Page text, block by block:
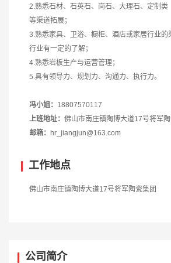
2.熟悉石材、石英石、岗石、大理石、定制类
等渠道拓展；
3.熟悉家具、卫浴、橱柜、酒店或家居行业的
行业有一定的了解；
4.熟悉岩板生产与运营管理；
5.具有领导力、规划力、沟通力、执行力。
冯小姐： 18807570117
上班地址： 佛山市南庄镇陶博大道17号将军陶
邮箱：
hr_jiangjun@163.com
工作地点
佛山市南庄镇陶博大道17号将军陶瓷集团
公司简介